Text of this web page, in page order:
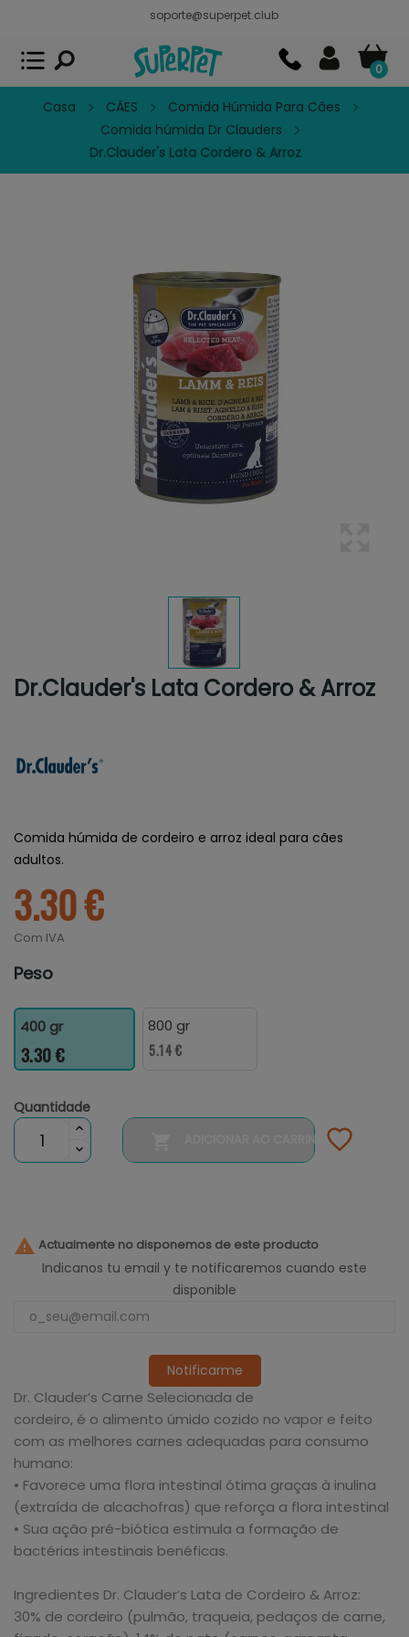
soporte@superpet.club
0
Casa CÃES
Comida Húmida Para Câes
Comida húmida Dr Clauders
Dr.Clauder's Lata Cordero & Arroz
Dr.Clauder's Lata Cordero & Arroz
Comida húmida de cordeiro e arroz ideal para cães
adultos.
3.30 €
Com IVA
Peso
400 gr
3.30 €
800 gr
5.14 €
Quantidade
ADICIONAR AO CARRINHO
 Actualmente no disponemos de este producto
Indicanos tu email y te notificaremos cuando este
disponible
Notificarme
Dr. Clauder’s Carne Selecionada de
cordeiro, é o alimento úmido cozido no vapor e feito
com as melhores carnes adequadas para consumo
humano:
• Favorece uma flora intestinal ótima graças à inulina
(extraída de alcachofras) que reforça a flora intestinal
• Sua ação pré-biótica estimula a formação de
bactérias intestinais benéficas.
Ingredientes Dr. Clauder’s Lata de Cordeiro & Arroz:
30% de cordeiro (pulmão, traqueia, pedaços de carne,
Superpet, comida para mascotas
APP GRATIS - En Google Play